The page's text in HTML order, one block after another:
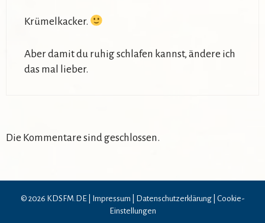
Krümelkacker.
Aber damit du ruhig schlafen kannst, ändere ich
das mal lieber.
Die Kommentare sind geschlossen.
© 2026 KDSFM.DE | Impressum Datenschutzerklärung| Cookie-
Einstellungen